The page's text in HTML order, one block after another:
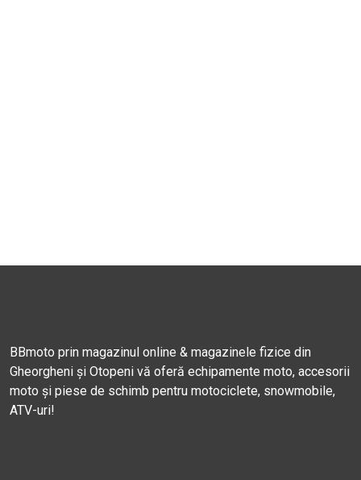
BBmoto prin magazinul online & magazinele fizice din
Gheorgheni și Otopeni vă oferă echipamente moto, accesorii
moto și piese de schimb pentru motociclete, snowmobile,
ATV-uri!